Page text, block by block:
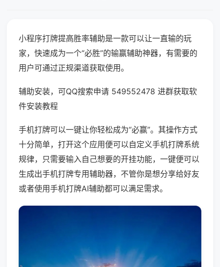
小程序打牌提高胜率辅助是一款可以让一直输的玩
家，快速成为一个“必胜”的输赢辅助神器，有需要的
用户可通过正规渠道获取使用。
辅助安装，可QQ搜索申请 549552478 进群获取软
件安装教程
手机打牌可以一键让你轻松成为“必赢”。其操作方式
十分简单，打开这个应用便可以自定义手机打牌系统
规律，只需要输入自己想要的开挂功能，一键便可以
生成出手机打牌专用辅助器，不管你是想分享给好友
或者使用手机打牌AI辅助都可以满足需求。